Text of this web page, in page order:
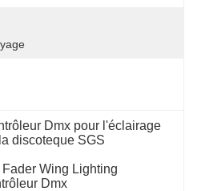
Dmx pour l'éclairage
discoteque SGS
Fader Wing Lighting
Dmx